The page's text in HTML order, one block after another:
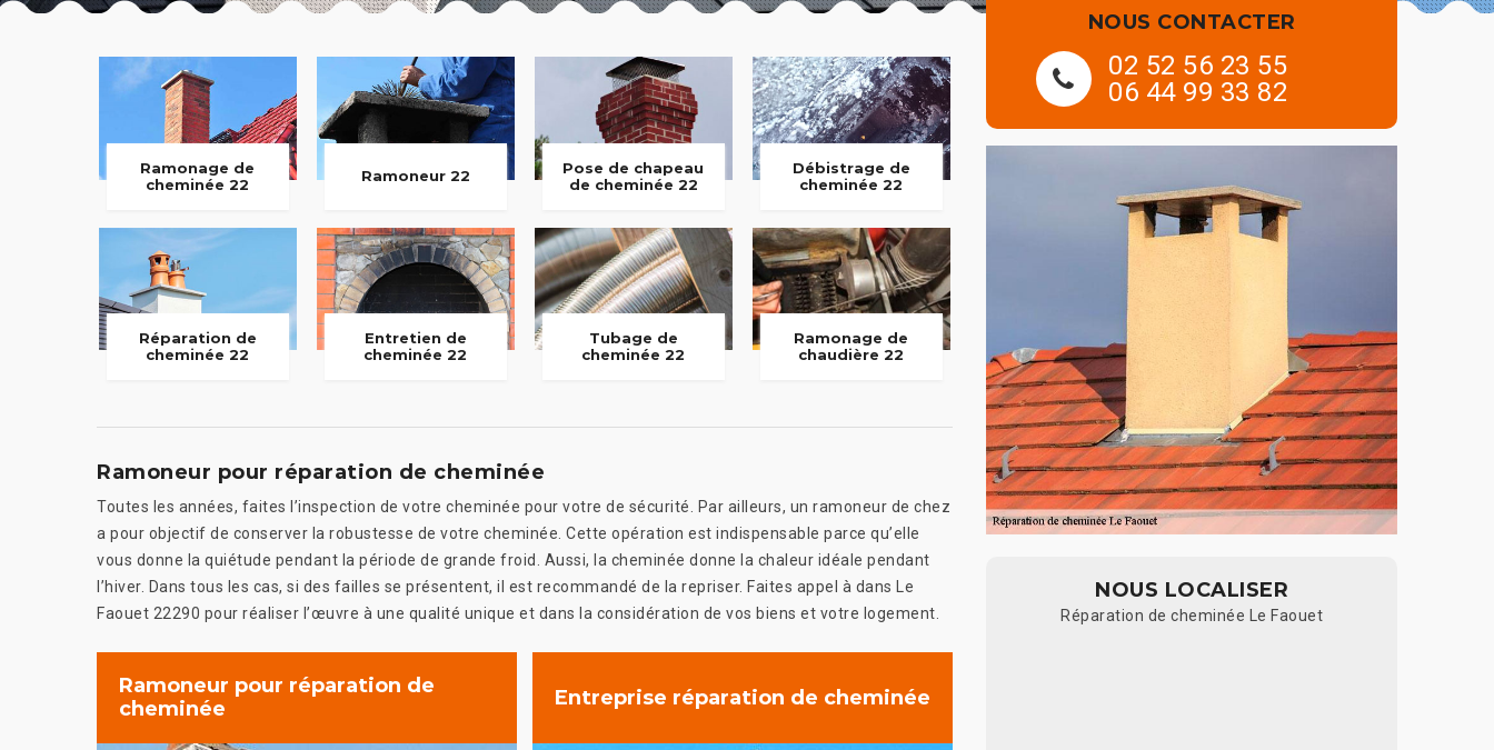
Ramonage de
cheminée 22
Ramoneur 22
Pose de chapeau
de cheminée 22
Débistrage de
cheminée 22
Réparation de
cheminée 22
Entretien de
cheminée 22
Tubage de
cheminée 22
Ramonage de
chaudière 22
Ramoneur pour réparation de cheminée
Toutes les années, faites l’inspection de votre cheminée pour votre de sécurité. Par ailleurs, un ramoneur de chez
a pour objectif de conserver la robustesse de votre cheminée. Cette opération est indispensable parce qu’elle
vous donne la quiétude pendant la période de grande froid. Aussi, la cheminée donne la chaleur idéale pendant
l’hiver. Dans tous les cas, si des failles se présentent, il est recommandé de la repriser. Faites appel à dans Le
Faouet 22290 pour réaliser l’œuvre à une qualité unique et dans la considération de vos biens et votre logement.
Ramoneur pour réparation de
cheminée
Entreprise réparation de cheminée
NOUS CONTACTER
02 52 56 23 55
06 44 99 33 82
NOUS LOCALISER
Réparation de cheminée Le Faouet